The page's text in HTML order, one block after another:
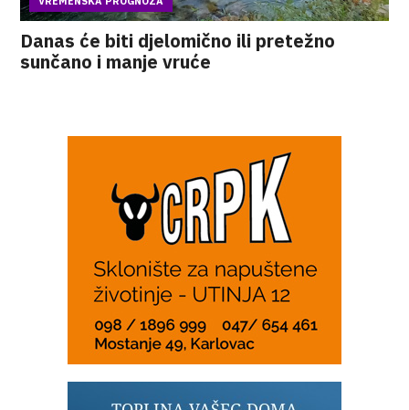
Danas će biti djelomično ili pretežno
sunčano i manje vruće